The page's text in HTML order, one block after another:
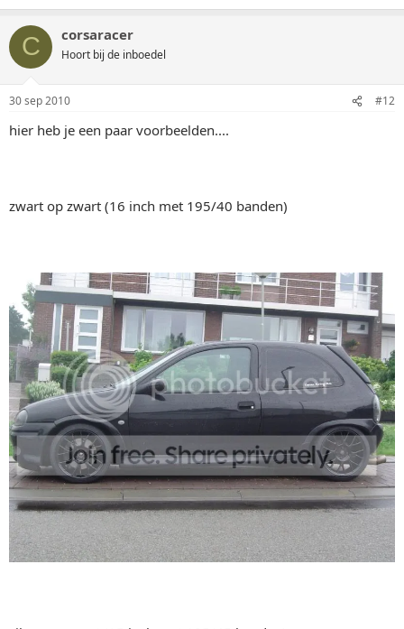
C corsaracer
Hoort bij de inboedel
30 sep 2010 #12
hier heb je een paar voorbeelden....
zwart op zwart (16 inch met 195/40 banden)